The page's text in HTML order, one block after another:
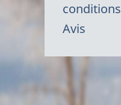
conditions
Avis